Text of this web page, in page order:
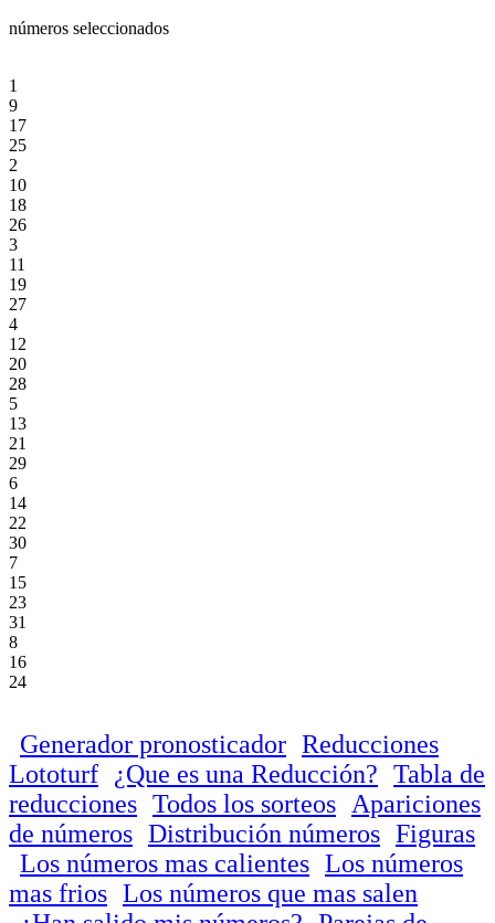
números seleccionados
1
9
17
25
2
10
18
26
3
11
19
27
4
12
20
28
5
13
21
29
6
14
22
30
7
15
23
31
8
16
24
Generador pronosticador Reducciones
Lototurf
¿Que es una Reducción? Tabla de
reducciones Todos los sorteos
Apariciones
de números Distribución números Figuras
Los números mas calientes Los números
mas frios Los números que mas salen